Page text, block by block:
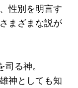
性別を明言す
まざまな説が
司る神。
神としても知